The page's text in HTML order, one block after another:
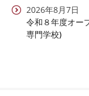
2026年8月7日
令和８年度オー
専門学校